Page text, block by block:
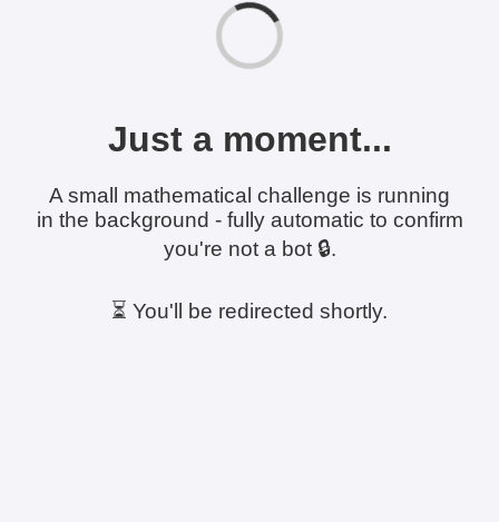
Just a moment...
A small mathematical challenge is running
in the background - fully automatic to confirm
you're not a bot 🔒.
⏳ You'll be redirected shortly.